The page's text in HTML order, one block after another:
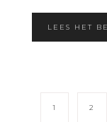
LEES HET
1 2